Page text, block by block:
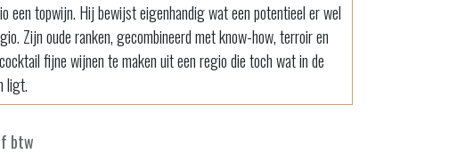
een topwijn. Hij bewijst eigenhandig wat een potentieel er wel
Zijn oude ranken, gecombineerd met know-how, terroir en
fijne wijnen te maken uit een regio die toch wat in de
ligt.
btw